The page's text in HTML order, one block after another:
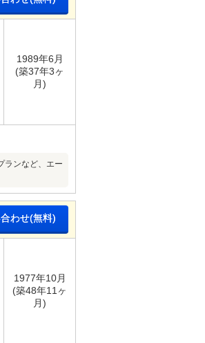
1989年6月
(築37年3ヶ
月)
ランなど、エー
わせ(無料)
1977年10月
(築48年11ヶ
月)